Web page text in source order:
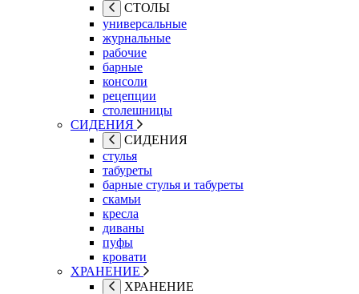
СТОЛЫ
универсальные
журнальные
рабочие
барные
консоли
рецепции
столешницы
СИДЕНИЯ
СИДЕНИЯ
стулья
табуреты
барные стулья и табуреты
скамьи
кресла
диваны
пуфы
кровати
ХРАНЕНИЕ
ХРАНЕНИЕ